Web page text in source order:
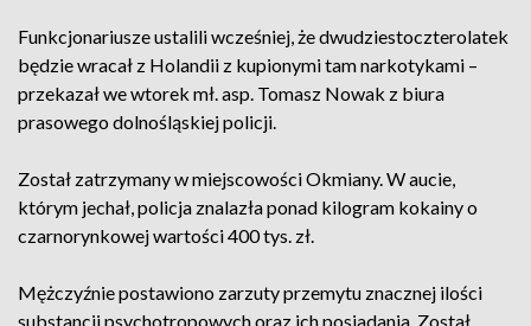
Funkcjonariusze ustalili wcześniej, że dwudziestoczterolatek
będzie wracał z Holandii z kupionymi tam narkotykami –
przekazał we wtorek mł. asp. Tomasz Nowak z biura
prasowego dolnośląskiej policji.
Został zatrzymany w miejscowości Okmiany. W aucie,
którym jechał, policja znalazła ponad kilogram kokainy o
czarnorynkowej wartości 400 tys. zł.
Mężczyźnie postawiono zarzuty przemytu znacznej ilości
substancji psychotropowych oraz ich posiadania. Został